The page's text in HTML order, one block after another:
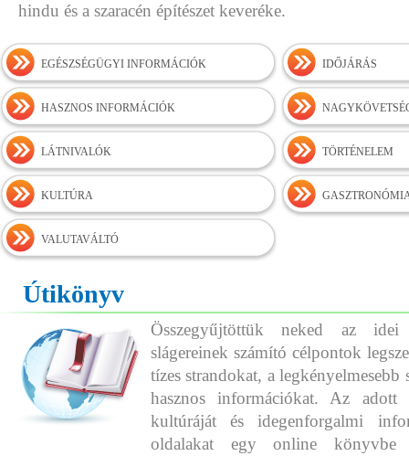
hindu és a szaracén építészet keveréke.
EGÉSZSÉGÜGYI INFORMÁCIÓK IDŐJÁRÁS
HASZNOS INFORMÁCIÓK
LÁTNIVALÓK TÖRTÉNELEM
KULTÚRA
VALUTAVÁLTÓ
Útikönyv
Összegyűjtöttük neked az idei
slágereinek számító célpontok
tízes strandokat, a legkényelmesebb
hasznos információkat. Az adott
kultúráját és idegenforgalmi
oldalakat egy online könyvbe